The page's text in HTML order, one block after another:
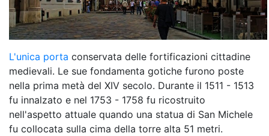
L'unica porta conservata delle fortificazioni cittadine
medievali. Le sue fondamenta gotiche furono poste
nella prima metà del XIV secolo. Durante il 1511 - 1513
fu innalzato e nel 1753 - 1758 fu ricostruito
nell'aspetto attuale quando una statua di San Michele
fu collocata sulla cima della torre alta 51 metri.